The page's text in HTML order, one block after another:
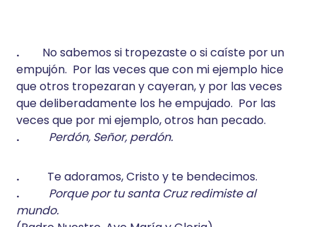
. No sabemos si tropezaste o si caíste por un
empujón. Por las veces que con mi ejemplo hice
que otros tropezaran y cayeran, y por las veces
que deliberadamente los he empujado. Por las
veces que por mi ejemplo, otros han pecado.
.
Perdón, Señor, perdón.
. Te adoramos, Cristo y te bendecimos.
.
Porque por tu santa Cruz redimiste al
mundo.